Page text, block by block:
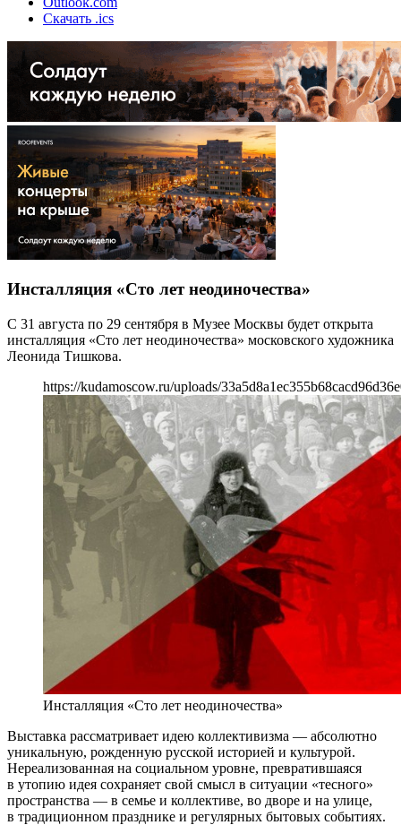
Скачать .ics
Инсталляция «Сто лет неодиночества»
С 31 августа по 29 сентября в Музее Москвы будет открыта
инсталляция «Сто лет неодиночества» московского художника
Леонида Тишкова.
https://kudamoscow.ru/uploads/
Инсталляция «Сто лет неодиночества»
Выставка рассматривает идею коллективизма — абсолютно
уникальную, рожденную русской историей и культурой.
Нереализованная на социальном уровне, превратившаяся
в утопию идея сохраняет свой смысл в ситуации «тесного»
пространства — в семье и коллективе, во дворе и на улице,
в традиционном празднике и регулярных бытовых событиях.